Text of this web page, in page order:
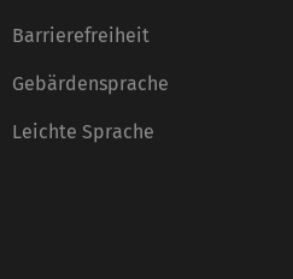
Barrierefreiheit
Gebärdensprache
Leichte Sprache